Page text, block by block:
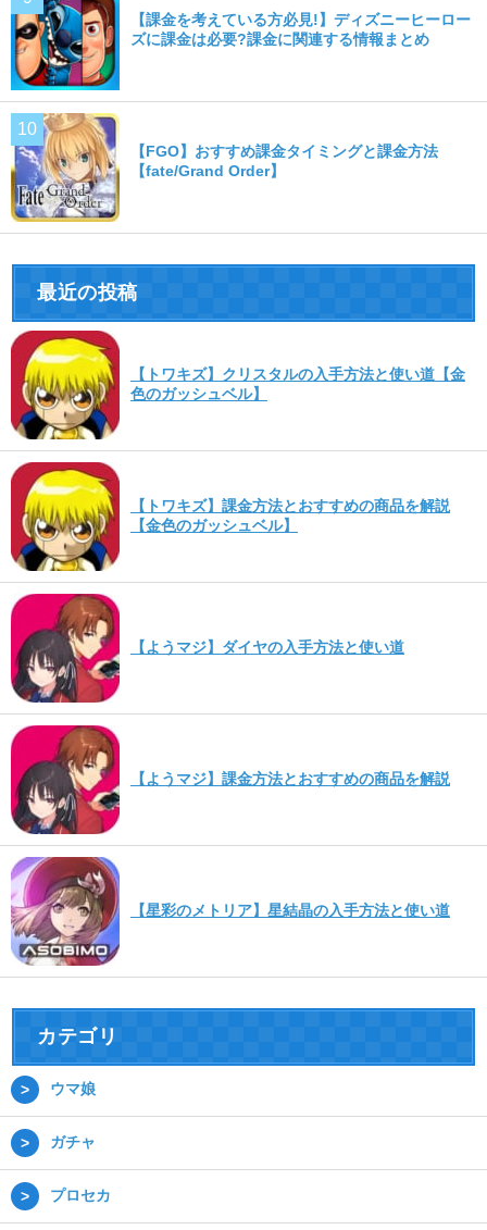
【課金を考えている方必見!】ディズニーヒーロー
ズに課金は必要?課金に関連する情報まとめ
【FGO】おすすめ課金タイミングと課金方法
【fate/Grand Order】
最近の投稿
【トワキズ】クリスタルの入手方法と使い道【金
色のガッシュベル】
【トワキズ】課金方法とおすすめの商品を解説
【金色のガッシュベル】
【ようマジ】ダイヤの入手方法と使い道
【ようマジ】課金方法とおすすめの商品を解説
【星彩のメトリア】星結晶の入手方法と使い道
カテゴリ
ウマ娘
ガチャ
プロセカ